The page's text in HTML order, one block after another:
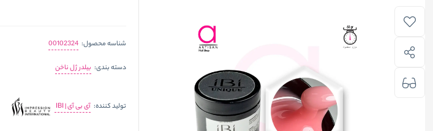
شناسه محصول: 00102324
دسته بندی: بیلدر ژل ناخن
تولید کننده: آی بی آی | IBI